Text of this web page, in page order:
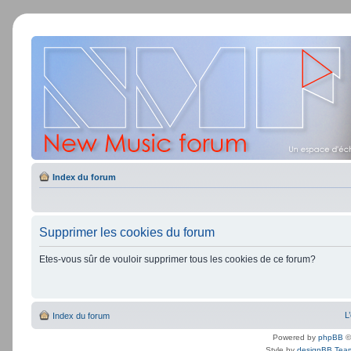
Index du forum
Supprimer les cookies du forum
Etes-vous sûr de vouloir supprimer tous les cookies de ce forum?
Index du forum
Powered by phpBB